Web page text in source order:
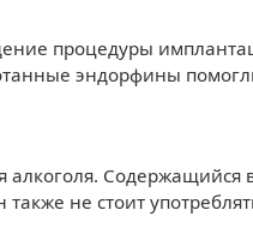
процедуры
эндорфины
не стоит